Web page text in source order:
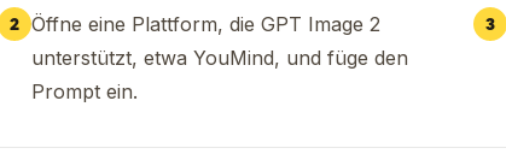
2 Öffne eine Plattform, die GPT Image 2
unterstützt, etwa YouMind, und füge den
Prompt ein.
3